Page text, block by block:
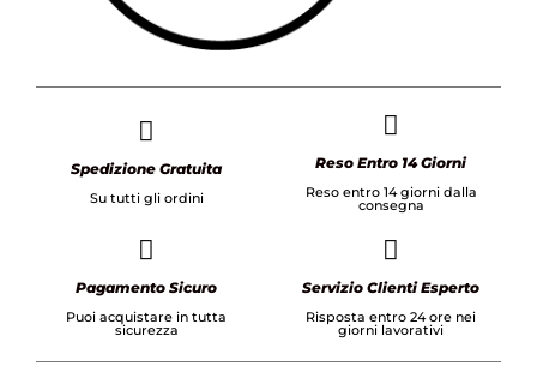
Spedizione Gratuita
Su tutti gli ordini
Reso Entro 14 Giorni
Reso entro 14 giorni dalla
consegna
Pagamento Sicuro
Puoi acquistare in tutta
sicurezza
Servizio Clienti Esperto
Risposta entro 24 ore nei
giorni lavorativi